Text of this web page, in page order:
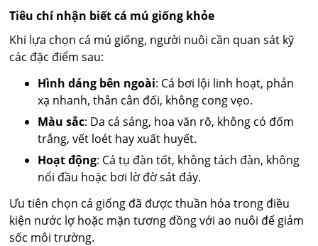
Tiêu chí nhận biết cá mú giống khỏe
Khi lựa chọn cá mú giống, người nuôi cần quan sát kỹ
các đặc điểm sau:
Hình dáng bên ngoài: Cá bơi lội linh hoạt, phản
xạ nhanh, thân cân đối, không cong vẹo.
Màu sắc: Da cá sáng, hoa văn rõ, không có đốm
trắng, vết loét hay xuất huyết.
Hoạt động: Cá tụ đàn tốt, không tách đàn, không
nổi đầu hoặc bơi lờ đờ sát đáy.
Ưu tiên chọn cá giống đã được thuần hóa trong điều
kiện nước lợ hoặc mặn tương đồng với ao nuôi để giảm
sốc môi trường.